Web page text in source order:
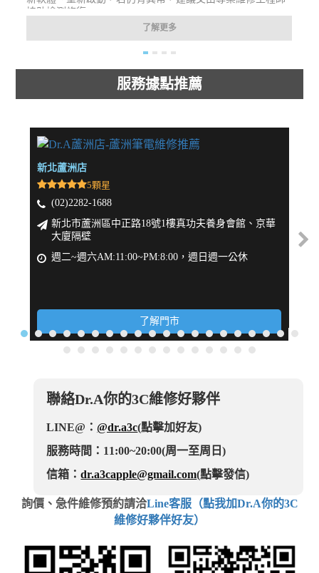
協助檢測修復。
了解更多
服務據點推薦
新北蘆洲店
5顆星
(02)2282-1688
新北市蘆洲區中正路18號1樓真功夫養身會館、京華
大廈隔壁
週二~週六AM:11:00~PM:8:00，週日週一公休
了解門市
聯絡Dr.A你的3C維修好夥伴
LINE@：@dr.a3c(點擊加好友)
服務時間：11:00~20:00(周一至周日)
信箱：dr.a3capple@gmail.com(點擊發信)
詢價、急件維修預約請洽Line客服（點我加Dr.A你的3C
維修好夥伴好友）